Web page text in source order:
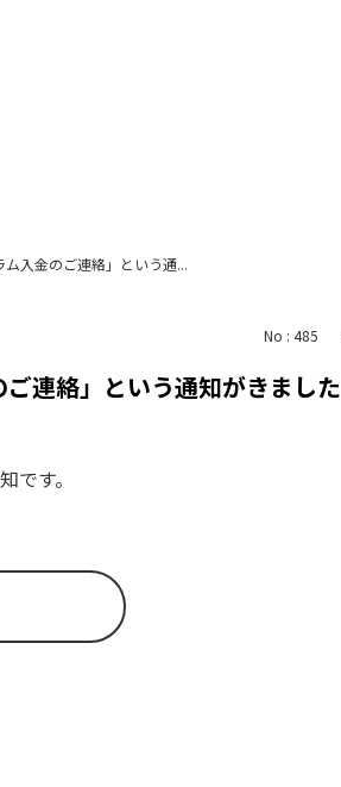
入金のご連絡」という通...
No : 485
連絡」という通知がきました
です。